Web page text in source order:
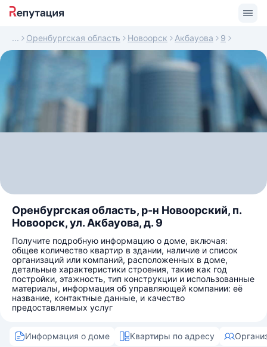
Оренбургская область Новоорск Акбауова 9
Оренбургская область, р-н Новоорский, п.
Новоорск, ул. Акбауова, д. 9
Получите подробную информацию о доме, включая:
общее количество квартир в здании, наличие и список
организаций или компаний, расположенных в доме,
детальные характеристики строения, такие как год
постройки, этажность, тип конструкции и использованные
материалы, информация об управляющей компании: её
название, контактные данные, и качество
предоставляемых услуг
Информация о доме Квартиры по адресу